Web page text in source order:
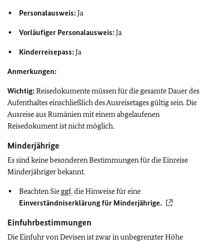
Personalausweis:Ja
Vorläufiger Personalausweis:Ja
Kinderreisepass:Ja
Anmerkungen:
Wichtig:Reisedokumente müssen für die gesamte Dauer des
Aufenthaltes einschließlich des Ausreisetages gültig sein. Die
Ausreise aus Rumänien mit einem abgelaufenen
Reisedokument ist nicht möglich.
Minderjährige
Es sind keine besonderen Bestimmungen für die Einreise
Minderjähriger bekannt.
Beachten Sie ggf.die Hinweise für eine
Einverständniserklärung für Minderjährige.
Einfuhrbestimmungen
Die Einfuhr von Devisen ist zwar in unbegrenzter Höhe